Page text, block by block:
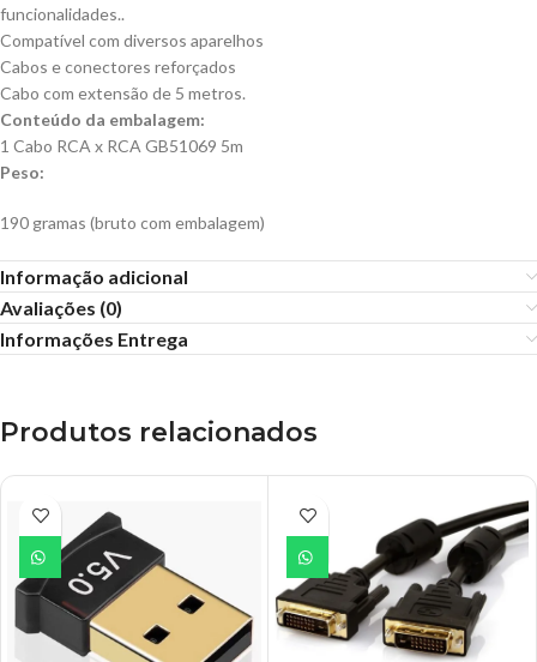
funcionalidades..
Compatível com diversos aparelhos
Cabos e conectores reforçados
Cabo com extensão de 5 metros.
Conteúdo da embalagem:
1 Cabo RCA x RCA GB51069 5m
Peso:
190 gramas (bruto com embalagem)
Informação adicional
Avaliações (0)
Informações Entrega
Produtos relacionados